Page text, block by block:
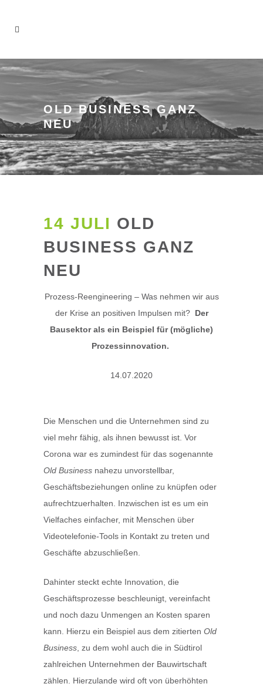
OLD BUSINESS GANZ
NEU
14 JULI OLD
BUSINESS GANZ
NEU
Prozess-Reengineering – Was nehmen wir aus
der Krise an positiven Impulsen mit? Der
Bausektor als ein Beispiel für (mögliche)
Prozessinnovation.
14.07.2020
Die Menschen und die Unternehmen sind zu
viel mehr fähig, als ihnen bewusst ist. Vor
Corona war es zumindest für das sogenannte
Old Business nahezu unvorstellbar,
Geschäftsbeziehungen online zu knüpfen oder
aufrechtzuerhalten. Inzwischen ist es um ein
Vielfaches einfacher, mit Menschen über
Videotelefonie-Tools in Kontakt zu treten und
Geschäfte abzuschließen.
Dahinter steckt echte Innovation, die
Geschäftsprozesse beschleunigt, vereinfacht
und noch dazu Unmengen an Kosten sparen
kann. Hierzu ein Beispiel aus dem zitierten Old
Business , zu dem wohl auch die in Südtirol
zahlreichen Unternehmen der Bauwirtschaft
zählen. Hierzulande wird oft von überhöhten